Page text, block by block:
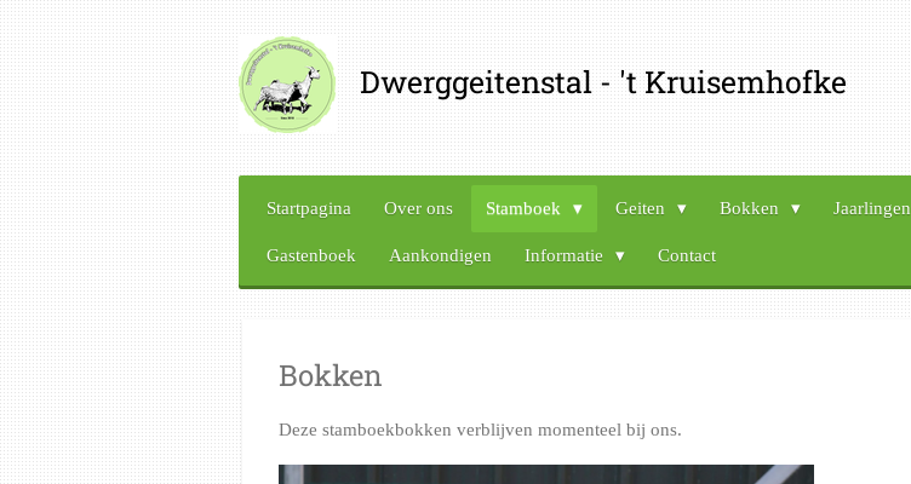
Ga
direct
naar
de
hoofdinhoud
Dwerggeitenstal - 't Kruisemhofke
Startpagina Over ons Stamboek Geiten Bokken Jaarlingen
Gastenboek Aankondigen Informatie Contact
Bokken
Deze stamboekbokken verblijven momenteel bij ons.